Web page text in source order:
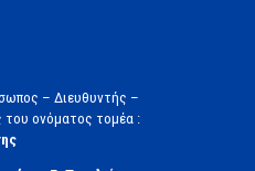
– Διευθυντής –
του ονόματος τομέα :